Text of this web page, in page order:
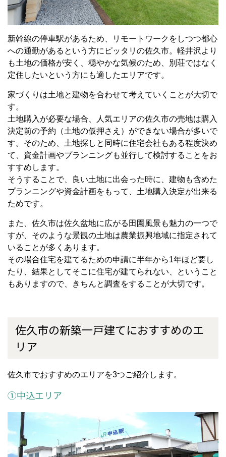
新幹線の停車駅があるため、リモートワークをしつつ都心
への通勤があるという方にピッタリの佐久市。軽井沢より
も土地の価格が安く、穏やかな気候のため、別荘ではなく
定住したいという方にも適したエリアです。
家づくりは土地と建物を合わせて考えていくことが大切で
す。
土地購入が必要な場合、人気エリアの佐久市の売地は購入
決定前の予約（土地の仮押さえ）ができない場合が多いで
す。そのため、土地探しと同時に住宅会社もある程度決め
て、資金計画やプランニングも並行して検討することをお
すすめします。
そうすることで、良い土地に出会った時に、建物も含めた
プランニングや資金計画をもって、土地購入決定が出来る
ためです。
また、佐久市は佐久盆地に広がる田園風景も魅力の一つで
すが、そのような景観の土地は農業振興地域に指定されて
いることが多くあります。
その場合住宅を建てるための申請に半年から1年ほど要し
たり、結果としてそこに住宅が建てられない、ということ
もありますので、きちんと調査をすることが大切です。
佐久市の新築一戸建てにおすすめのエ
リア
佐久市でおすすめのエリアを3つご紹介します。
①中込エリア